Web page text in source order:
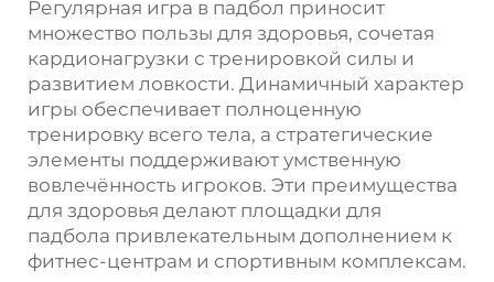
Регулярная игра в падбол приносит
множество пользы для здоровья, сочетая
кардионагрузки с тренировкой силы и
развитием ловкости. Динамичный характер
игры обеспечивает полноценную
тренировку всего тела, а стратегические
элементы поддерживают умственную
вовлечённость игроков. Эти преимущества
для здоровья делают площадки для
падбола привлекательным дополнением к
фитнес-центрам и спортивным комплексам.